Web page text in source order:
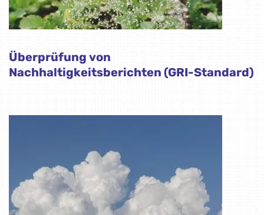
Überprüfung von
Nachhaltigkeitsberichten (GRI-Standard)